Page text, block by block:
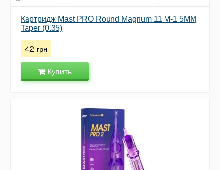
Картридж Mast PRO Round Magnum 11 M-1 5MM
Taper (0.35)
42 грн
Купить